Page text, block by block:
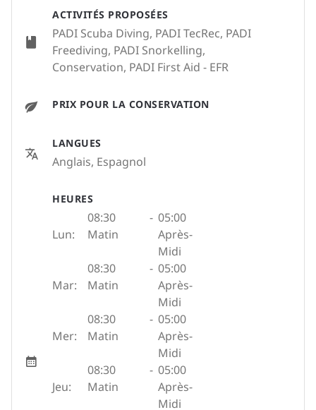
ACTIVITÉS PROPOSÉES
PADI Scuba Diving, PADI TecRec, PADI
Freediving, PADI Snorkelling,
Conservation, PADI First Aid - EFR
PRIX POUR LA CONSERVATION
LANGUES
Anglais, Espagnol
HEURES
Lun:
08:30
Matin
- 05:00
Après-
Midi
Mar:
08:30
Matin
- 05:00
Après-
Midi
Mer:
08:30
Matin
- 05:00
Après-
Midi
Jeu:
08:30
Matin
- 05:00
Après-
Midi